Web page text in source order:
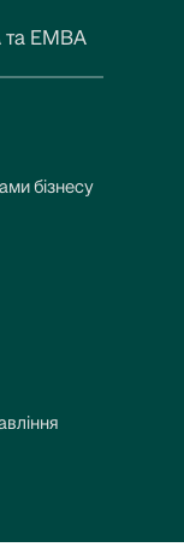
бізнесу
та EMBA